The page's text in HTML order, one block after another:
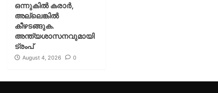
ഒന്നുകില്‍ കരാര്‍,
അല്ലെങ്കില്‍
കീഴടങ്ങുക.
അന്ത്യശാസനവുമായി
ട്രംപ്
August 4, 2026 0